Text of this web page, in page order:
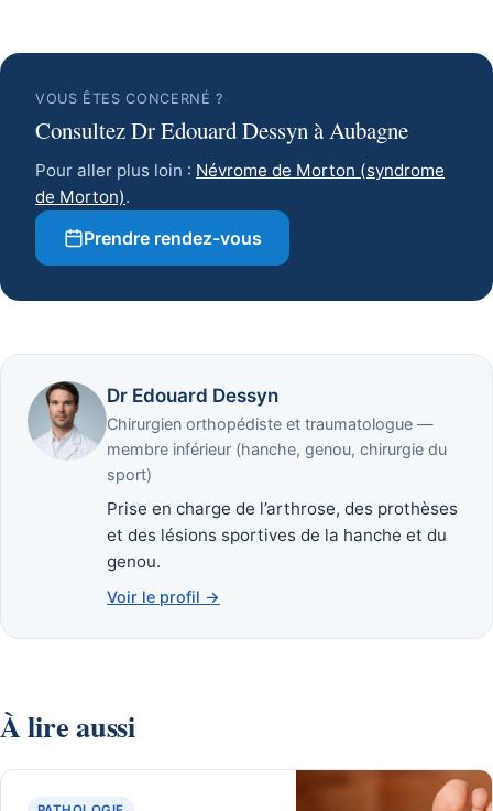
VOUS ÊTES CONCERNÉ ?
Consultez Dr Edouard Dessyn à Aubagne
Pour aller plus loin : Névrome de Morton (syndrome
de Morton).
Prendre rendez-vous
Dr Edouard Dessyn
Chirurgien orthopédiste et traumatologue —
membre inférieur (hanche, genou, chirurgie du
sport)
Prise en charge de l’arthrose, des prothèses
et des lésions sportives de la hanche et du
genou.
Voir le profil →
À lire aussi